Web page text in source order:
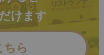
けます
ちら